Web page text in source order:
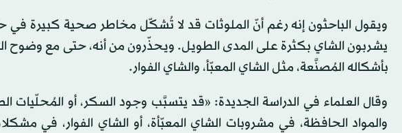
ويقول الباحثون إنه رغم أنّ الملوثات قد لا تُشكّل مخاطر صحية كبيرة في
يشربون الشاي بكثرة على المدى الطويل. ويحذّرون من أنه، حتى مع وضوح
بأشكاله المُصنَّعة، مثل الشاي المعبّأ، والشاي الفوار.
وقال العلماء في الدراسة الجديدة: «قد يتسبَّب وجود السكر، أو المُحلّيات
والمواد الحافظة، في مشروبات الشاي المعبّأة، أو الشاي الفوار، في